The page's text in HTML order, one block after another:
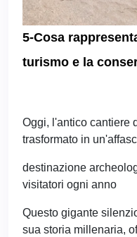
5-Cosa
turismo e la
Oggi, l'antico cantiere
trasformato in
destinazione
visitatori ogni anno
Questo gigante
sua storia millenaria,